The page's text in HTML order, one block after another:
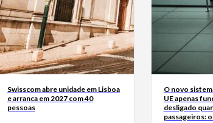
Swisscom abre unidade em Lisboa
e arranca em 2027 com 40
pessoas
O novo
UE apenas
desligado
passageiros: